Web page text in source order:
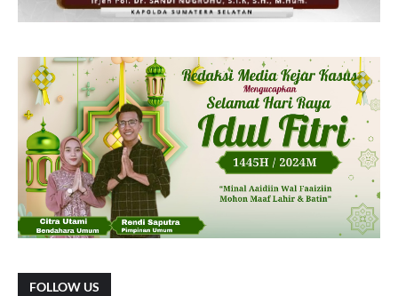
FOLLOW US